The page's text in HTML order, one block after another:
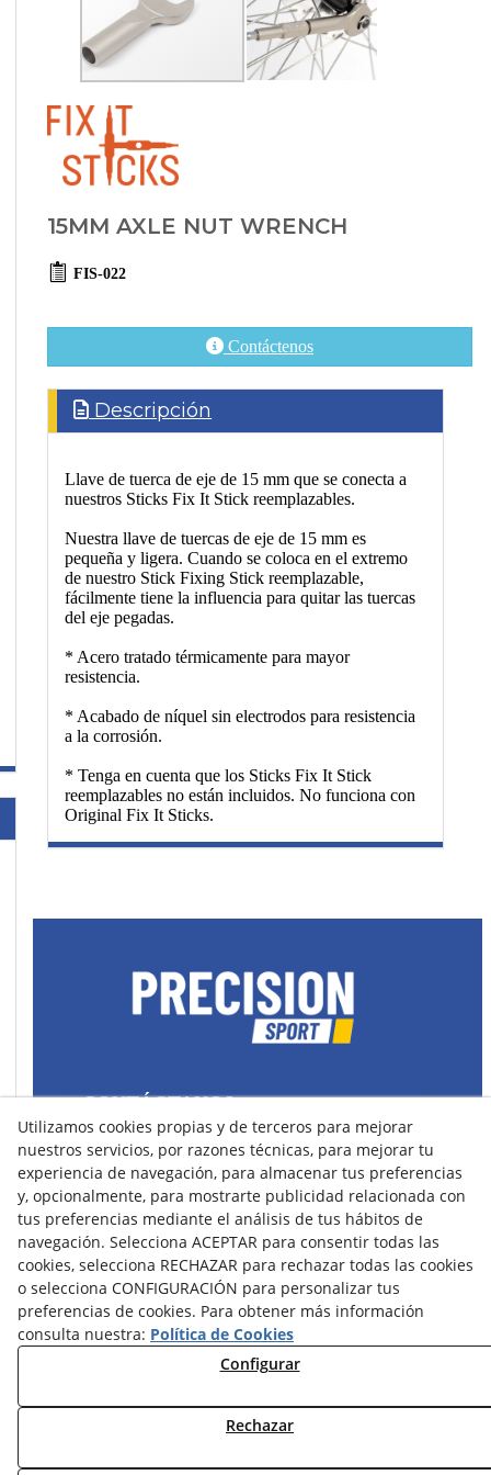
15MM AXLE NUT WRENCH
FIS-022
Contáctenos
Descripción
Llave de tuerca de eje de 15 mm que se conecta a
nuestros Sticks Fix It Stick reemplazables.
Nuestra llave de tuercas de eje de 15 mm es
pequeña y ligera. Cuando se coloca en el extremo
de nuestro Stick Fixing Stick reemplazable,
fácilmente tiene la influencia para quitar las tuercas
del eje pegadas.
* Acero tratado térmicamente para mayor
resistencia.
* Acabado de níquel sin electrodos para resistencia
a la corrosión.
* Tenga en cuenta que los Sticks Fix It Stick
reemplazables no están incluidos. No funciona con
Original Fix It Sticks.
CONTÁCTANOS
43400 Montblanc (Tarragona) España
spain@precisionsport.eu
Aviso Legal Política de Cookies
Política de Privacidad
Condiciones de Compra
Condiciones de Uso y Acceso
Utilizamos cookies propias y de terceros para mejorar
nuestros servicios, por razones técnicas, para mejorar tu
experiencia de navegación, para almacenar tus preferencias
y, opcionalmente, para mostrarte publicidad relacionada con
tus preferencias mediante el análisis de tus hábitos de
navegación. Selecciona ACEPTAR para consentir todas las
cookies, selecciona RECHAZAR para rechazar todas las cookies
o selecciona CONFIGURACIÓN para personalizar tus
preferencias de cookies. Para obtener más información
consulta nuestra: Política de Cookies
Configurar
Rechazar